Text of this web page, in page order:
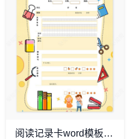
阅读记录卡word模板(10)